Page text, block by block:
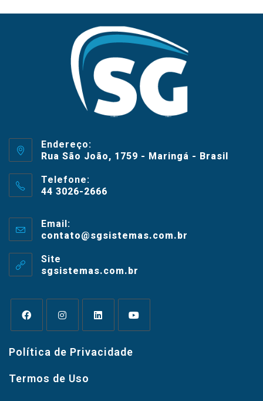
Endereço:
Rua São João, 1759 - Maringá - Brasil
Telefone:
44 3026-2666
Email:
contato@sgsistemas.com.br
Site
sgsistemas.com.br
Política de Privacidade
Termos de Uso